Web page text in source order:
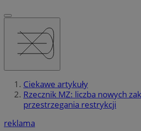
Ciekawe artykuły
Rzecznik MZ: liczba nowych
przestrzegania restrykcji
reklama